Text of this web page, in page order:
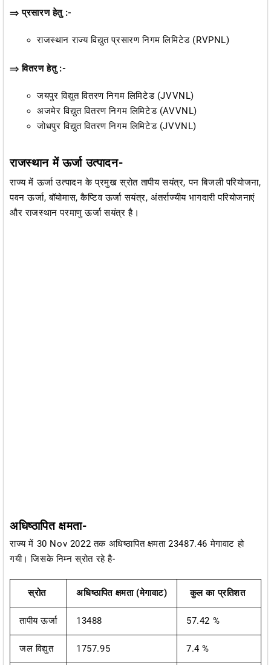
⇒ प्रसारण हेतु :-
राजस्थान राज्य विद्युत प्रसारण निगम लिमिटेड (RVPNL)
⇒ वितरण हेतु :-
जयपुर विद्युत वितरण निगम लिमिटेड (JVVNL)
अजमेर विद्युत वितरण निगम लिमिटेड (AVVNL)
जोधपुर विद्युत वितरण निगम लिमिटेड (JVVNL)
राजस्थान में ऊर्जा उत्पादन-
राज्य में ऊर्जा उत्पादन के प्रमुख स्रोत तापीय सयंत्र, पन बिजली परियोजना,
पवन ऊर्जा, बॉयोमास, कैप्टिव ऊर्जा सयंत्र, अंतर्राज्यीय भागदारी परियोजनाएं
और राजस्थान परमाणु ऊर्जा सयंत्र है।
अधिष्ठापित क्षमता-
राज्य में 30 Nov 2022 तक अधिष्ठापित क्षमता 23487.46 मेगावाट हो
गयी। जिसके निम्न स्रोत रहे है-
स्रोत अधिष्ठापित क्षमता (मेगावाट) कुल का प्रतिशत
तापीय ऊर्जा 13488 57.42 %
जल विद्युत 1757.95 7.4 %